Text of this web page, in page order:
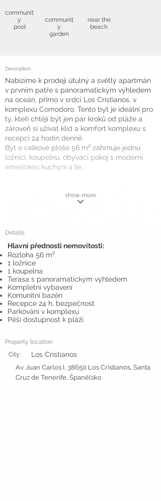
communit
y
pool
communit
y
garden
near the
beach
Description
Nabízíme k prodeji útulný a světlý apartmán
v prvním patře s panoramatickým výhledem
na oceán, přímo v srdci Los Cristianos, v
komplexu Comodoro. Tento byt je ideální pro
ty, kteří chtějí být jen pár kroků od pláže a
zároveň si užívat klid a komfort komplexu s
recepcí 24 hodin denně.
Byt o celkové ploše 56 m² zahrnuje jednu
ložnici, koupelnu, obývací pokoj s moderní
americkou kuchyní a te...
show more
Details
Hlavní přednosti nemovitosti:
Rozloha 56 m²
1 ložnice
1 koupelna
Terasa s panoramatickým výhledem
Kompletní vybavení
Komunitní bazén
Recepce 24 h, bezpečnost
Parkování v komplexu
Pěší dostupnost k pláži
Property location
City:
Los Cristianos
Av. Juan Carlos I, 38650 Los Cristianos, Santa
Cruz de Tenerife, Španělsko